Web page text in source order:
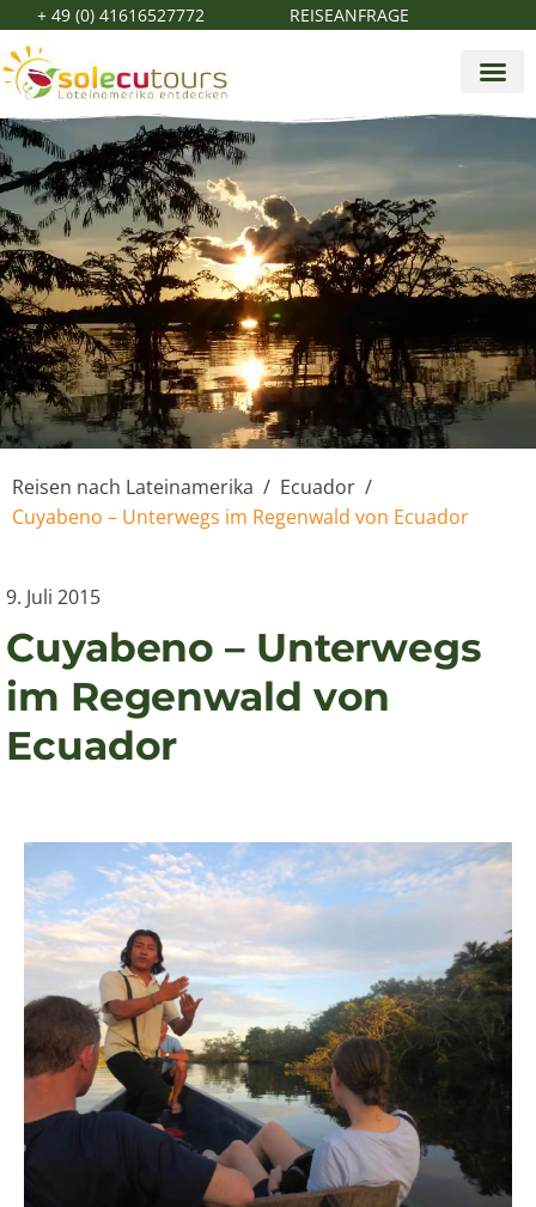
+ 49 (0) 41616527772 REISEANFRAGE
Reisen nach Lateinamerika / Ecuador /
Cuyabeno – Unterwegs im Regenwald von Ecuador
9. Juli 2015
Cuyabeno – Unterwegs
im Regenwald von
Ecuador